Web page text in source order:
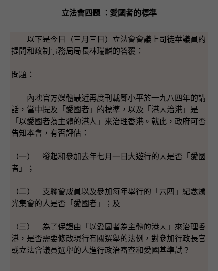
立法會四題 ：愛國者的標準
以下是今日（三月三日）立法會會議上司徒華議員的
提問和政制事務局局長林瑞麟的答覆：
問題：
內地官方媒體最近再度刊載鄧小平於一九八四年的講
話，當中提及「愛國者」的標準，以及「港人治港」是
「以愛國者為主體的港人」來治理香港。就此，政府可否
告知本會，有否評估：
（一） 發起和參加去年七月一日大遊行的人是否「愛國
者」；
（二） 支聯會成員以及參加每年舉行的「六四」紀念燭
光集會的人是否「愛國者」；及
（三） 為了保證由「以愛國者為主體的港人」來治理香
港，是否需要修改現行有關選舉的法例，對參加行政長官
或立法會議員選舉的人進行政治審查和愛國基準試？